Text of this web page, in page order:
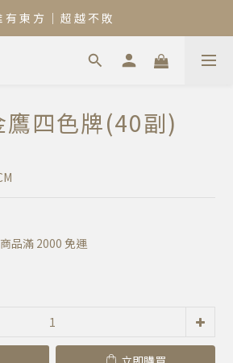
有 東 方 ｜ 超 越 不 敗
四色牌(40副)
品滿 2000 免運